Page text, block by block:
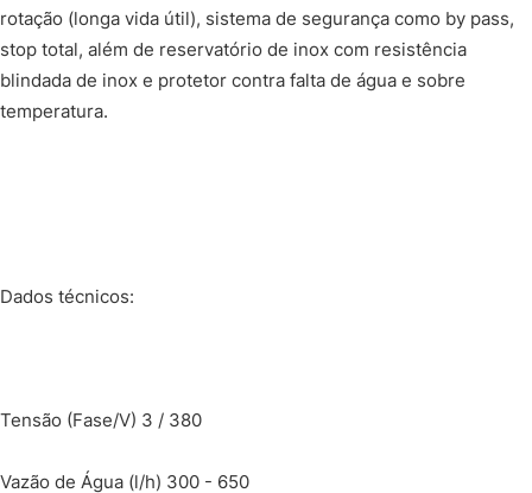
rotação (longa vida útil), sistema de segurança como by pass,
stop total, além de reservatório de inox com resistência
blindada de inox e protetor contra falta de água e sobre
temperatura.
Dados técnicos:
Tensão (Fase/V) 3 / 380
Vazão de Água (l/h) 300 - 650